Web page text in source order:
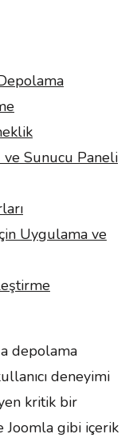
ve Sunucu Paneli
Uygulama ve
depolama
deneyimi
kritik bir
gibi içerik